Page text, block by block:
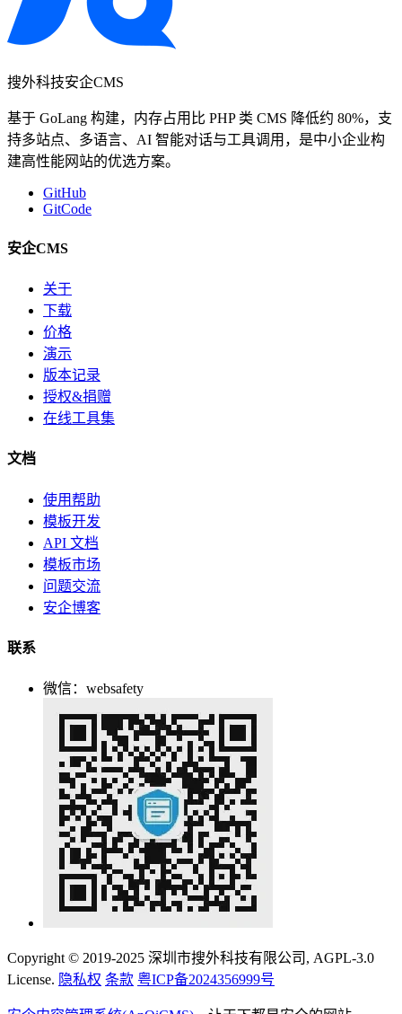
搜外科技安企CMS
基于 GoLang 构建，内存占用比 PHP 类 CMS 降低约 80%，支
持多站点、多语言、AI 智能对话与工具调用，是中小企业构
建高性能网站的优选方案。
GitHub
GitCode
安企CMS
关于
下载
价格
演示
版本记录
授权&捐赠
在线工具集
文档
使用帮助
模板开发
API 文档
模板市场
问题交流
安企博客
联系
微信：websafety
Copyright © 2019-2025 深圳市搜外科技有限公司, AGPL-3.0
License. 隐私权 条款 粤ICP备2024356999号